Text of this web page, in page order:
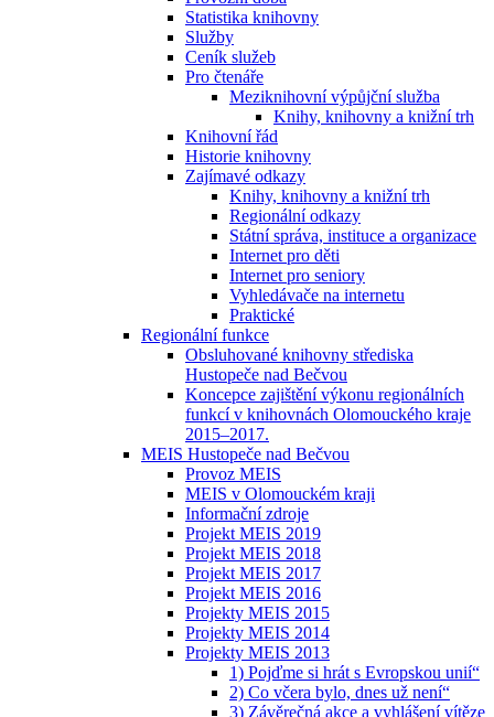
Statistika knihovny
Služby
Ceník služeb
Pro čtenáře
Meziknihovní výpůjční služba
Knihy, knihovny a knižní trh
Knihovní řád
Historie knihovny
Zajímavé odkazy
Knihy, knihovny a knižní trh
Regionální odkazy
Státní správa, instituce a organizace
Internet pro děti
Internet pro seniory
Vyhledávače na internetu
Praktické
Regionální funkce
Obsluhované knihovny střediska
Hustopeče nad Bečvou
Koncepce zajištění výkonu regionálních
funkcí v knihovnách Olomouckého kraje
2015–2017.
MEIS Hustopeče nad Bečvou
Provoz MEIS
MEIS v Olomouckém kraji
Informační zdroje
Projekt MEIS 2019
Projekt MEIS 2018
Projekt MEIS 2017
Projekt MEIS 2016
Projekty MEIS 2015
Projekty MEIS 2014
Projekty MEIS 2013
1) Pojďme si hrát s Evropskou unií“
2) Co včera bylo, dnes už není“
3) Závěrečná akce a vyhlášení vítěze